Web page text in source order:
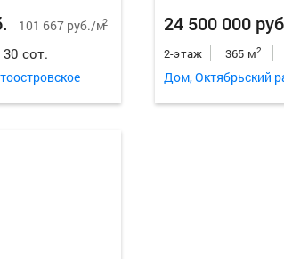
101 667 руб./м2
30 сот.
24 500 000
2-этаж 365 м2
Дом, Октябрьский